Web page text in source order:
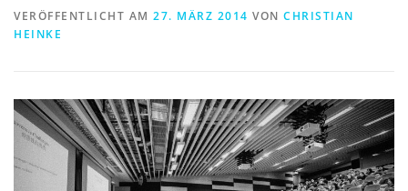
VERÖFFENTLICHT AM 27. MÄRZ 2014 VON CHRISTIAN
HEINKE